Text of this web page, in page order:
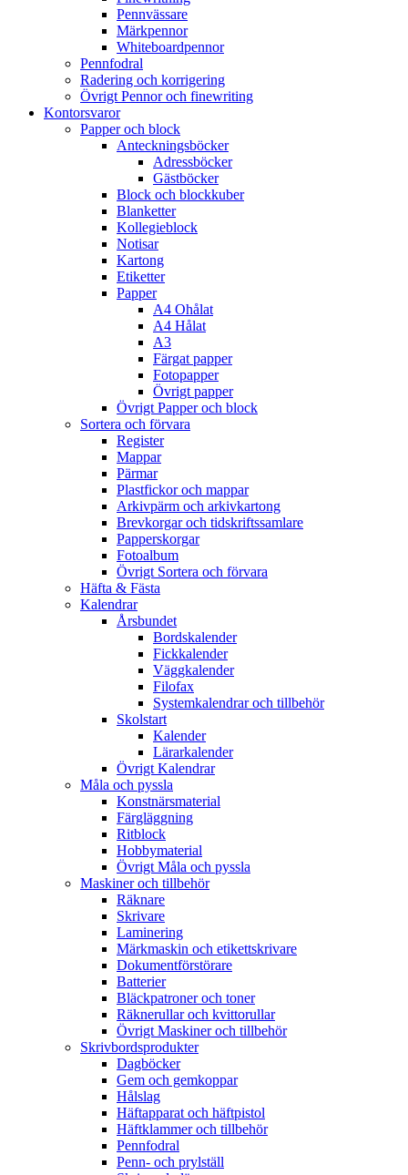
Pennvässare
Märkpennor
Whiteboardpennor
Pennfodral
Radering och korrigering
Övrigt Pennor och finewriting
Kontorsvaror
Papper och block
Anteckningsböcker
Adressböcker
Gästböcker
Block och blockkuber
Blanketter
Kollegieblock
Notisar
Kartong
Etiketter
Papper
A4 Ohålat
A4 Hålat
A3
Färgat papper
Fotopapper
Övrigt papper
Övrigt Papper och block
Sortera och förvara
Register
Mappar
Pärmar
Plastfickor och mappar
Arkivpärm och arkivkartong
Brevkorgar och tidskriftssamlare
Papperskorgar
Fotoalbum
Övrigt Sortera och förvara
Häfta & Fästa
Kalendrar
Årsbundet
Bordskalender
Fickkalender
Väggkalender
Filofax
Systemkalendrar och tillbehör
Skolstart
Kalender
Lärarkalender
Övrigt Kalendrar
Måla och pyssla
Konstnärsmaterial
Färgläggning
Ritblock
Hobbymaterial
Övrigt Måla och pyssla
Maskiner och tillbehör
Räknare
Skrivare
Laminering
Märkmaskin och etikettskrivare
Dokumentförstörare
Batterier
Bläckpatroner och toner
Räknerullar och kvittorullar
Övrigt Maskiner och tillbehör
Skrivbordsprodukter
Dagböcker
Gem och gemkoppar
Hålslag
Häftapparat och häftpistol
Häftklammer och tillbehör
Pennfodral
Penn- och prylställ